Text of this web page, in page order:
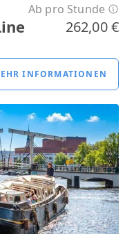
Ab pro Stunde
262,00 €
INFORMATIONEN